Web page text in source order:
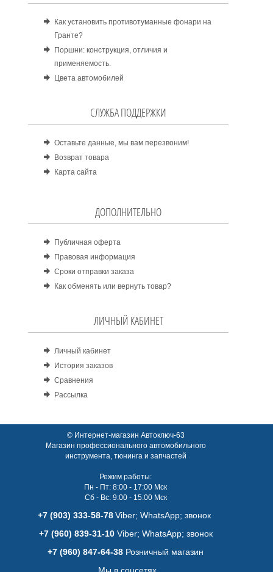
Как установить противотуманные фонари на
Гранте?
Поршни: конструкция, отличия и
применяемость.
Цвета автомобилей
СЛУЖБА ПОДДЕРЖКИ
Оставьте данные, мы вам перезвоним!
Возврат товара
Карта сайта
ДОПОЛНИТЕЛЬНО
Публичная оферта
Правовая информация
Сроки отправки заказа
Как обменять или вернуть товар?
ЛИЧНЫЙ КАБИНЕТ
Личный кабинет
История заказов
Сравнения
Рассылка
© Интернет-магазин Автоключ-63
Магазин профессионального автомобильного
инструмента, тюнинга и запчастей
Режим работы:
Пн - Пт: 8:00 - 17:00 Мск
Сб - Вс: 9:00 - 15:00 Мск
+7 (903) 333-58-78 Viber; WhatsАpp; звонок
+7 (960) 839-31-10Viber; WhatsАpp; звонок
+7 (960) 847-64-38 Розничный магазин